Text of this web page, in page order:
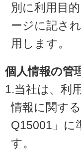
別に利用目
ージに記さ
用します。
個人情報の管
1.当社は、利
情報に関す
Q15001」に
す。